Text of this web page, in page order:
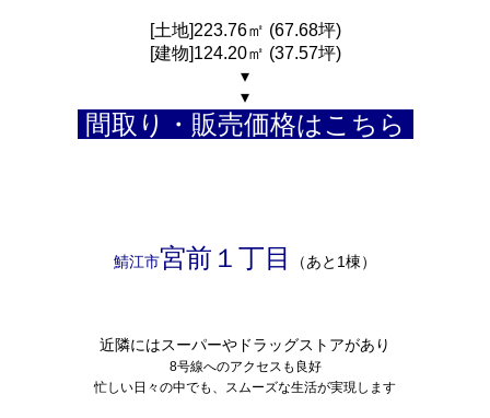
[土地]223.76㎡ (67.68坪)
[建物]124.20㎡ (37.57坪)
▾
▾
間取り・販売価格はこちら
鯖江市宮前１丁目 （あと1棟）
近隣にはスーパーやドラッグストアがあり
8号線へのアクセスも良好
忙しい日々の中でも、スムーズな生活が実現します